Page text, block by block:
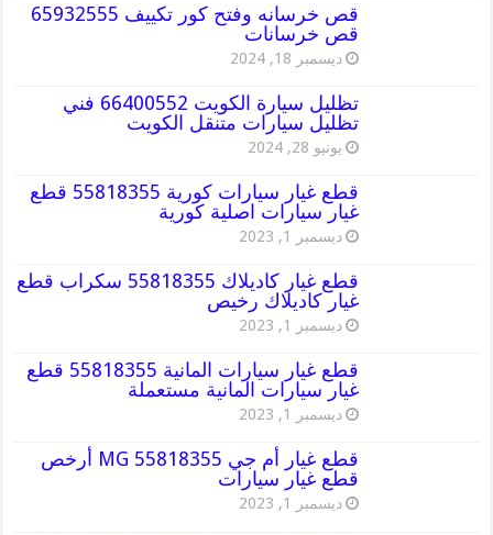
قص خرسانه وفتح كور تكييف 65932555
قص خرسانات
ديسمبر 18, 2024
تظليل سيارة الكويت 66400552 فني
تظليل سيارات متنقل الكويت
يونيو 28, 2024
قطع غيار سيارات كورية 55818355 قطع
غيار سيارات اصلية كورية
ديسمبر 1, 2023
قطع غيار كاديلاك 55818355 سكراب قطع
غيار كاديلاك رخيص
ديسمبر 1, 2023
قطع غيار سيارات المانية 55818355 قطع
غيار سيارات المانية مستعملة
ديسمبر 1, 2023
قطع غيار أم جي MG 55818355 أرخص
قطع غيار سيارات
ديسمبر 1, 2023